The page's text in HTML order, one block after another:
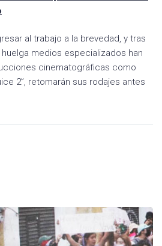
al trabajo a la brevedad, y tras
medios especializados han
cinematográficas como
2”, retomarán sus rodajes antes